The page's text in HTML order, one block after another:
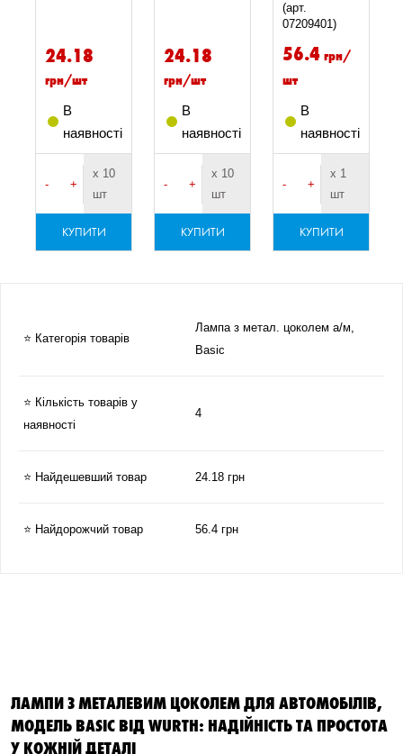
24.18
грн/шт
В
наявності
- +
х 10
шт
КУПИТИ
24.18
грн/шт
В
наявності
- +
х 10
шт
КУПИТИ
(арт.
07209401)
56.4 грн/
шт
В
наявності
- +
х 1
шт
КУПИТИ
⭐ Категорія товарів
Лампа з метал. цоколем а/м,
Basic
⭐ Кількість товарів у
наявності
4
⭐ Найдешевший товар 24.18 грн
⭐ Найдорожчий товар 56.4 грн
ЛАМПИ З МЕТАЛЕВИМ ЦОКОЛЕМ ДЛЯ АВТОМОБІЛІВ,
МОДЕЛЬ BASIC ВІД WURTH: НАДІЙНІСТЬ ТА ПРОСТОТА
У КОЖНІЙ ДЕТАЛІ